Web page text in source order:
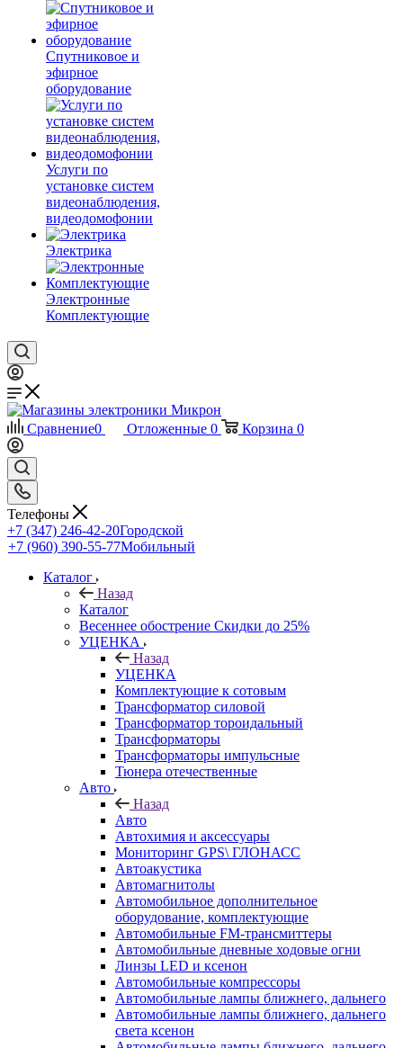
Спутниковое и
эфирное
оборудование
Услуги по
установке систем
видеонаблюдения,
видеодомофонии
Электрика
Электронные
Комплектующие
Сравнение0 Отложенные 0 Корзина 0
Телефоны
+7 (347) 246-42-20Городской
+7 (960) 390-55-77Мобильный
Каталог
Назад
Каталог
Весеннее обострение Скидки до 25%
УЦЕНКА
Назад
УЦЕНКА
Комплектующие к сотовым
Трансформатор силовой
Трансформатор тороидальный
Трансформаторы
Трансформаторы импульсные
Тюнера отечественные
Авто
Назад
Авто
Автохимия и аксессуары
Мониторинг GPS\ ГЛОНАСС
Автоакустика
Автомагнитолы
Автомобильное дополнительное
оборудование, комплектующие
Автомобильные FM-трансмиттеры
Автомобильные дневные ходовые огни
Линзы LED и ксенон
Автомобильные компрессоры
Автомобильные лампы ближнего, дальнего
Автомобильные лампы ближнего, дальнего
света ксенон